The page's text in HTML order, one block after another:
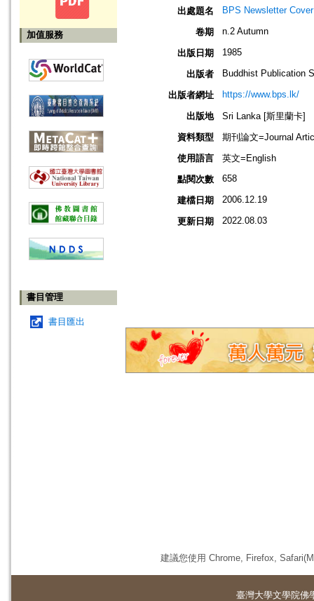
加值服務
書目管理
書目匯出
出處題名
BPS Newsletter
卷期 n.2 Autumn
出版日期 1985
出版者 Buddhist Publication
出版者網址 https://www.bps.lk/
出版地
Sri Lanka [斯里蘭卡]
資料類型
期刊論文=Journal
使用語言
英文=English
點閱次數
658
建檔日期 2006.12.19
更新日期 2022.08.03
建議您使用 Chrome, Firefox,
臺灣大學文學院佛